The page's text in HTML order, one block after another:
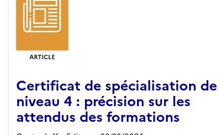
ARTICLE
Certificat de spécialisation de
niveau 4 : précision sur les
attendus des formations